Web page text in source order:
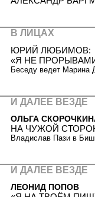
В ЛИЦАХ
ЮРИЙ ЛЮБИМОВ:
«Я НЕ
Беседу ведет Марина
И ДАЛЕЕ ВЕЗДЕ
ОЛЬГА
НА ЧУЖОЙ
Владислав Пази в
И ДАЛЕЕ ВЕЗДЕ
ЛЕОНИД ПОПОВ